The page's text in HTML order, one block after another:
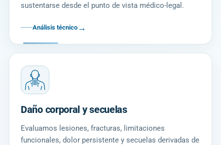
sustentarse desde el punto de vista médico-legal.
Análisis técnico →
Daño corporal y secuelas
Evaluamos lesiones, fracturas, limitaciones
funcionales, dolor persistente y secuelas derivadas de